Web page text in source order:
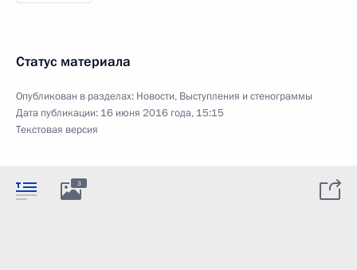
Статус материала
Опубликован в разделах: Новости, Выступления и стенограммы
Дата публикации: 16 июня 2016 года, 15:15
Текстовая версия
3